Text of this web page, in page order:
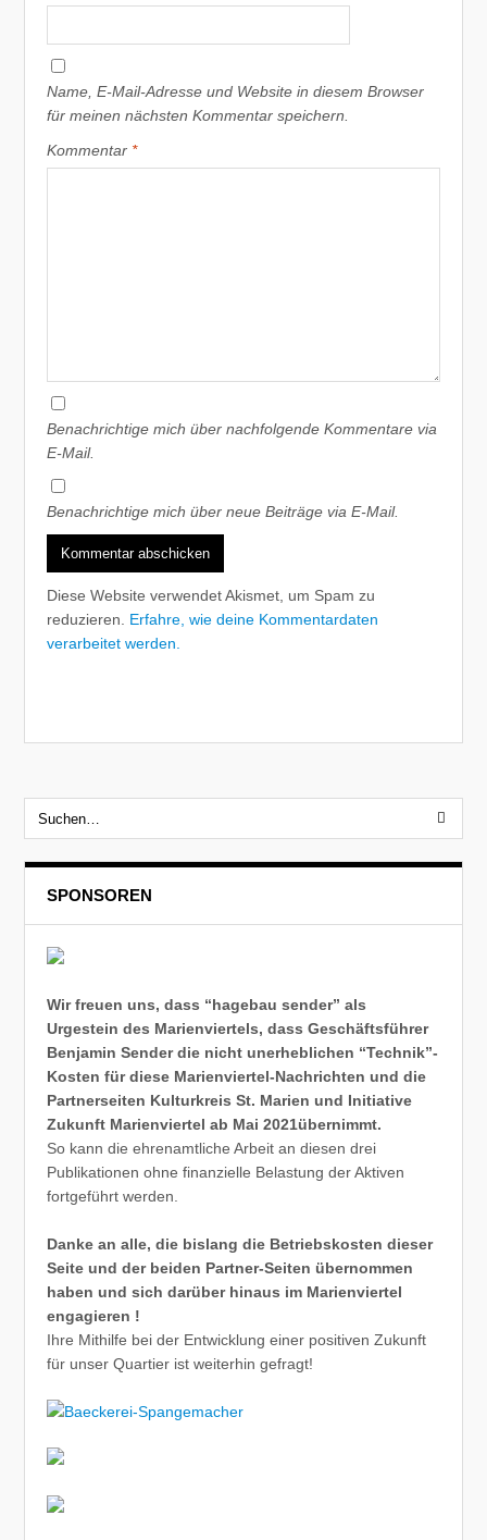
Name, E-Mail-Adresse und Website in diesem Browser
für meinen nächsten Kommentar speichern.
Kommentar *
Benachrichtige mich über nachfolgende Kommentare via
E-Mail.
Benachrichtige mich über neue Beiträge via E-Mail.
Diese Website verwendet Akismet, um Spam zu
reduzieren. Erfahre, wie deine Kommentardaten
verarbeitet werden.
SPONSOREN
Wir freuen uns, dass “hagebau sender” als
Urgestein des Marienviertels, dass Geschäftsführer
Benjamin Sender die nicht unerheblichen “Technik”-
Kosten für diese Marienviertel-Nachrichten und die
Partnerseiten Kulturkreis St. Marien und Initiative
Zukunft Marienviertel ab Mai 2021übernimmt.
So kann die ehrenamtliche Arbeit an diesen drei
Publikationen ohne finanzielle Belastung der Aktiven
fortgeführt werden.
Danke an alle, die bislang die Betriebskosten dieser
Seite und der beiden Partner-Seiten übernommen
haben und sich darüber hinaus im Marienviertel
engagieren !
Ihre Mithilfe bei der Entwicklung einer positiven Zukunft
für unser Quartier ist weiterhin gefragt!